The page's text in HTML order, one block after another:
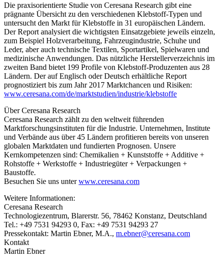
Die praxisorientierte Studie von Ceresana Research gibt eine
prägnante Übersicht zu den verschiedenen Klebstoff-Typen und
untersucht den Markt für Klebstoffe in 31 europäischen Ländern.
Der Report analysiert die wichtigsten Einsatzgebiete jeweils einzeln,
zum Beispiel Holzverarbeitung, Fahrzeugindustrie, Schuhe und
Leder, aber auch technische Textilen, Sportartikel, Spielwaren und
medizinische Anwendungen. Das nützliche Herstellerverzeichnis im
zweiten Band bietet 199 Profile von Klebstoff-Produzenten aus 28
Ländern. Der auf Englisch oder Deutsch erhältliche Report
prognostiziert bis zum Jahr 2017 Marktchancen und Risiken:
www.ceresana.com/de/marktstudien/industrie/klebstoffe
Über Ceresana Research
Ceresana Research zählt zu den weltweit führenden
Marktforschungsinstituten für die Industrie. Unternehmen, Institute
und Verbände aus über 45 Ländern profitieren bereits von unseren
globalen Marktdaten und fundierten Prognosen. Unsere
Kernkompetenzen sind: Chemikalien + Kunststoffe + Additive +
Rohstoffe + Werkstoffe + Industriegüter + Verpackungen +
Baustoffe.
Besuchen Sie uns unterwww.ceresana.com
Weitere Informationen:
Ceresana Research
Technologiezentrum, Blarerstr. 56, 78462 Konstanz, Deutschland
Tel.: +49 7531 94293 0, Fax: +49 7531 94293 27
Pressekontakt: Martin Ebner, M.A., m.ebner@ceresana.com
Kontakt
Martin Ebner